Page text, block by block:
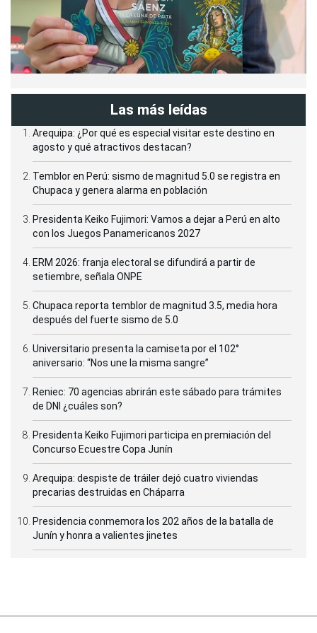
Las más leídas
Arequipa: ¿Por qué es especial visitar este destino en
agosto y qué atractivos destacan?
Temblor en Perú: sismo de magnitud 5.0 se registra en
Chupaca y genera alarma en población
Presidenta Keiko Fujimori: Vamos a dejar a Perú en alto
con los Juegos Panamericanos 2027
ERM 2026: franja electoral se difundirá a partir de
setiembre, señala ONPE
Chupaca reporta temblor de magnitud 3.5, media hora
después del fuerte sismo de 5.0
Universitario presenta la camiseta por el 102°
aniversario: “Nos une la misma sangre”
Reniec: 70 agencias abrirán este sábado para trámites
de DNI ¿cuáles son?
Presidenta Keiko Fujimori participa en premiación del
Concurso Ecuestre Copa Junín
Arequipa: despiste de tráiler dejó cuatro viviendas
precarias destruidas en Cháparra
Presidencia conmemora los 202 años de la batalla de
Junín y honra a valientes jinetes